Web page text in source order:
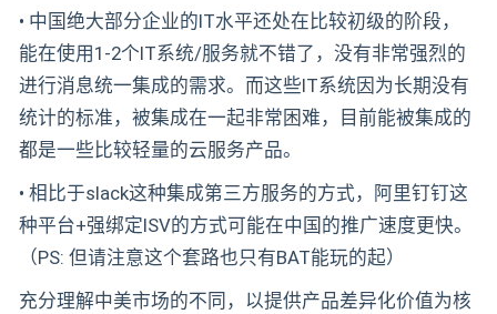
• 中国绝大部分企业的IT水平还处在比较初级的阶段，
能在使用1-2个IT系统/服务就不错了，没有非常强烈的
进行消息统一集成的需求。而这些IT系统因为长期没有
统计的标准，被集成在一起非常困难，目前能被集成的
都是一些比较轻量的云服务产品。
• 相比于slack这种集成第三方服务的方式，阿里钉钉这
种平台+强绑定ISV的方式可能在中国的推广速度更快。
（PS: 但请注意这个套路也只有BAT能玩的起）
充分理解中美市场的不同，以提供产品差异化价值为核